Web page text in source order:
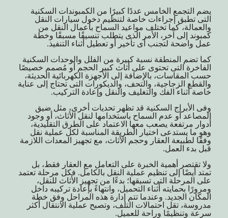
يضم التجمع الخامس عددًا كبيرًا من الكمبوندات السكنية
التى تطبق إجراءات خاصة لتنظيم دخول سيارات النقل
والعمالة، كما تختلف مواعيد السماح بأعمال النقل من
كمبوند إلى آخر، الأمر الذى يتطلب تنسيقًا مسبقًا وخطة
عمل واضحة لتجنب أى تأخير أو تعطيل أثناء التنفيذ.
كما تضم المنطقة نسبة كبيرة من الفلل والوحدات السكنية
الفاخرة التى تحتوى على أثاث كبير الحجم أو مُصمم خصيصًا
حسب المقاسات، بالإضافة إلى الأجهزة الكهربائية الحديثة،
والقطع الزجاجية، والتحف، والديكورات التى تحتاج إلى عناية
خاصة أثناء الفك والتغليف والنقل وإعادة التركيب.
وفى الأبراج السكنية قد تظهر تحديات أخرى، مثل ضيق
المصاعد أو عدم السماح باستخدامها لنقل الأثاث، أو وجود
أدوار مرتفعة يصعب معها الاعتماد على الطرق التقليدية،
وهو ما يستدعى اختيار الطريقة المناسبة لكل عملية نقل
وفقًا لطبيعة العقار وحجم الأثاث، مع تجهيز المعدات اللازمة
قبل بدء العمل.
ولا تقتصر أهمية الخبرة على التعامل مع العقار فقط، بل
تمتد أيضًا إلى تنظيم عملية النقل بالكامل. فكل مرحلة تعتمد
على المرحلة التى تسبقها؛ بدءًا من تجهيز الأثاث للنقل،
ومرورًا بحمايته أثناء التحميل، وانتهاءً بإعادة تركيبه داخل
المكان الجديد. وعندما تتم إدارة هذه المراحل وفق خطة
مدروسة، تقل احتمالات التلف، وتصبح عملية الانتقال أكثر
سرعة وتنظيمًا وراحة للعميل.